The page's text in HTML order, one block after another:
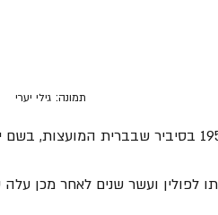
תמונה: גילי יערי
משפחתו לפולין ועשר שנים לאחר